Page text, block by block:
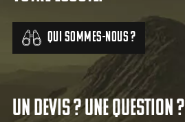
Qui sommes-nous ?
Un devis ? Une question ?